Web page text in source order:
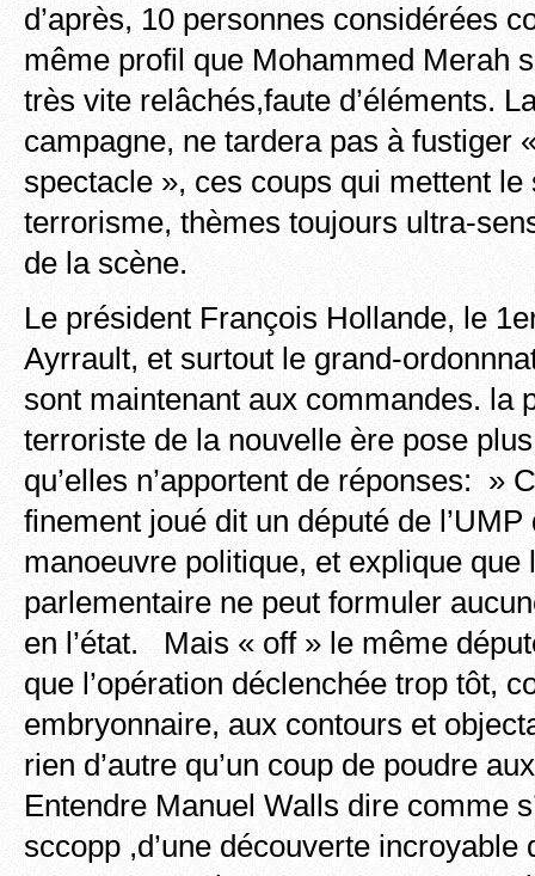
d’après, 10 personnes considérées
même profil que Mohammed Merah
très vite relâchés,faute d’éléments.
campagne, ne tardera pas à fustiger
spectacle », ces coups qui mettent le
terrorisme, thèmes toujours ultra-
de la scène.
Le président François Hollande, le
Ayrrault, et surtout le grand-
sont maintenant aux commandes. la
terroriste de la nouvelle ère pose
qu’elles n’apportent de réponses: »
finement joué dit un député de
manoeuvre politique, et explique que
parlementaire ne peut formuler
en l’état. Mais « off » le même
que l’opération déclenchée trop tôt,
embryonnaire, aux contours et
rien d’autre qu’un coup de poudre
Entendre Manuel Walls dire comme
sccopp ,d’une découverte incroyable